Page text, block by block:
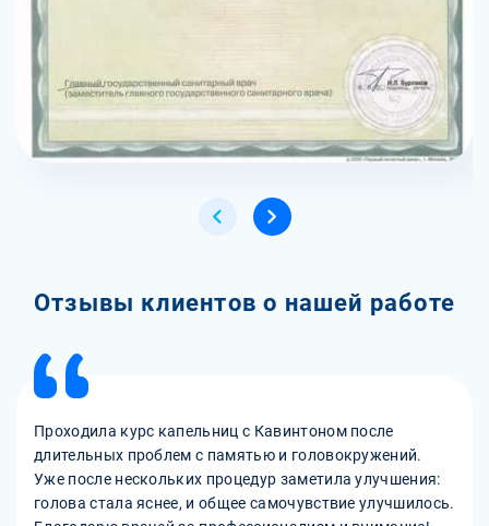
Отзывы клиентов о нашей работе
Проходила курс капельниц с Кавинтоном после
длительных проблем с памятью и головокружений.
Уже после нескольких процедур заметила улучшения:
голова стала яснее, и общее самочувствие улучшилось.